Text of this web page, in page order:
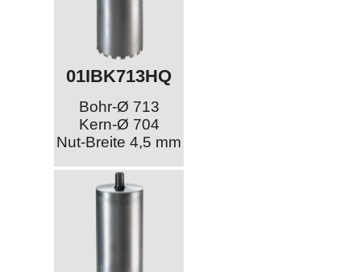
01IBK713HQ
Bohr-Ø 713
Kern-Ø 704
Nut-Breite 4,5 mm